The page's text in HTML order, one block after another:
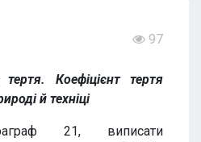
97
Коефіцієнт тертя
й техніці
21, виписати